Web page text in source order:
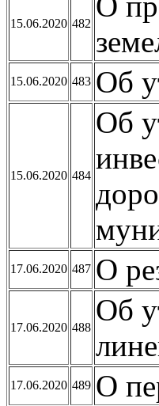
15.06.2020 482
15.06.2020 483 Об
15.06.2020 484
Об
17.06.2020 487 О
17.06.2020 488
Об
17.06.2020 489 О